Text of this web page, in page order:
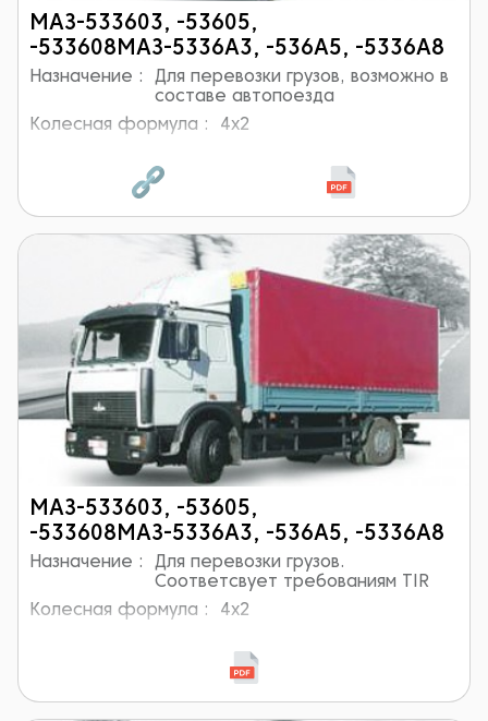
МАЗ-533603, -53605,
-533608МАЗ-5336А3, -536А5, -5336А8
Назначение :
Для перевозки грузов, возможно в
составе автопоезда
Колесная формула :
4x2
МАЗ-533603, -53605,
-533608МАЗ-5336А3, -536А5, -5336А8
Назначение :
Для перевозки грузов.
Соответсвует требованиям TIR
Колесная формула :
4x2